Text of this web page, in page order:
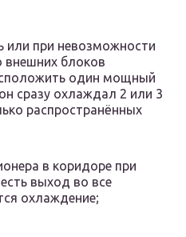
или при невозможности
внешних блоков
один мощный
сразу охлаждал 2 или 3
распространённых
в коридоре при
выход во все
охлаждение;